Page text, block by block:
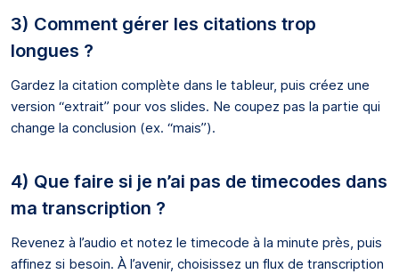
3) Comment gérer les citations trop
longues ?
Gardez la citation complète dans le tableur, puis créez une
version “extrait” pour vos slides. Ne coupez pas la partie qui
change la conclusion (ex. “mais”).
4) Que faire si je n’ai pas de timecodes dans
ma transcription ?
Revenez à l’audio et notez le timecode à la minute près, puis
affinez si besoin. À l’avenir, choisissez un flux de transcription